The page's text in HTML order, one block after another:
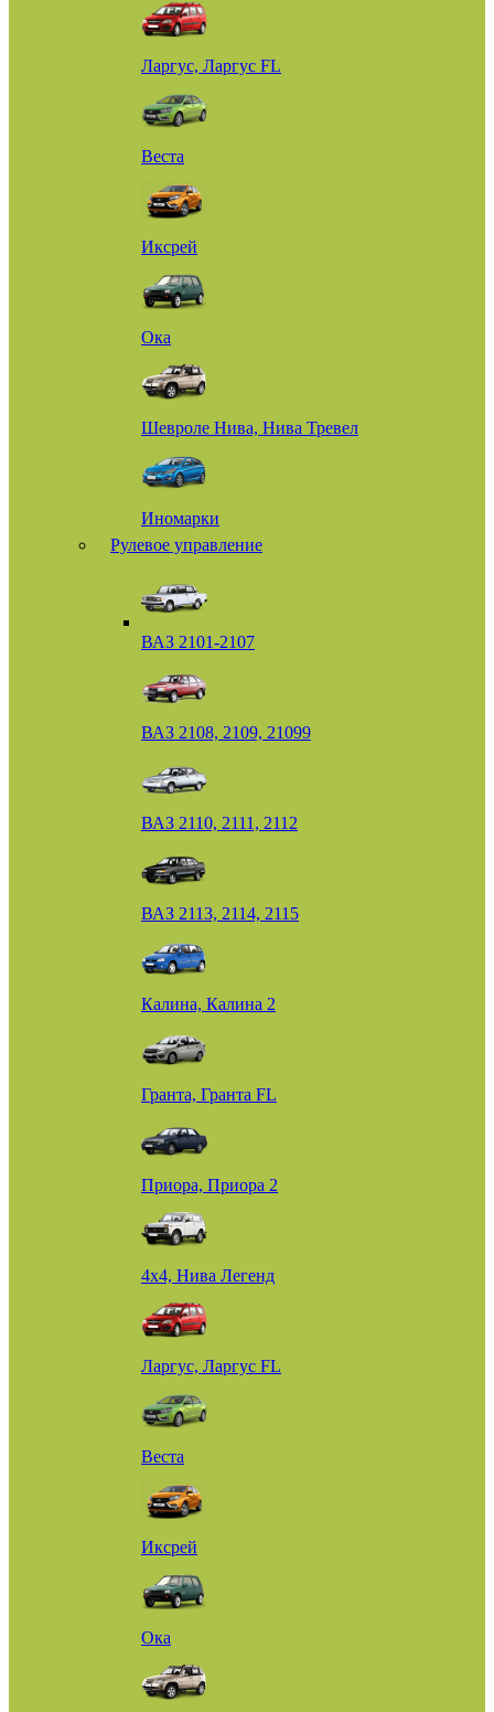
Ларгус, Ларгус FL
Веста
Иксрей
Ока
Шевроле Нива, Нива Тревел
Иномарки
Рулевое управление
ВАЗ 2101-2107
ВАЗ 2108, 2109, 21099
ВАЗ 2110, 2111, 2112
ВАЗ 2113, 2114, 2115
Калина, Калина 2
Гранта, Гранта FL
Приора, Приора 2
4х4, Нива Легенд
Ларгус, Ларгус FL
Веста
Иксрей
Ока